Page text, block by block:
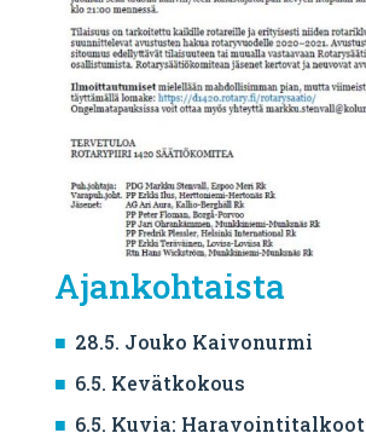
Ajankohtaista
28.5. Jouko Kaivonurmi
6.5. Kevätkokous
6.5. Kuvia: Haravointitalkoot